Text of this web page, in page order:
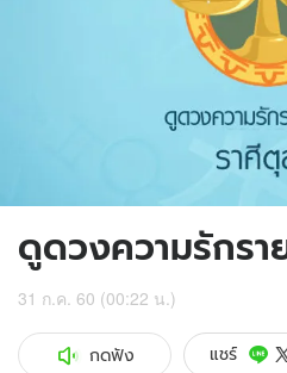
ดูดวงความรักร
31 ก.ค. 60 (00:22 น.)
กดฟัง แชร์